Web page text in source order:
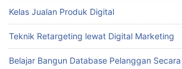
Kelas Jualan Produk Digital
Teknik Retargeting lewat Digital Marketing
Belajar Bangun Database Pelanggan